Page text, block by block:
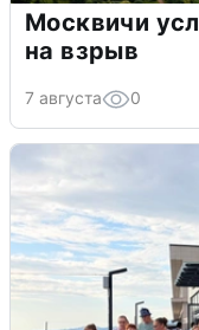
Москвичи
на взрыв
7 августа 0